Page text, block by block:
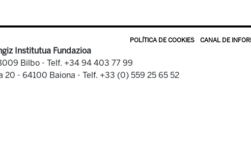
POLÍTICA DE COOKIES CANAL DE
Institutua Fundazioa
Bilbo - Telf. +34 94 403 77 99
20 - 64100 Baiona - Telf. +33 (0) 559 25 65 52